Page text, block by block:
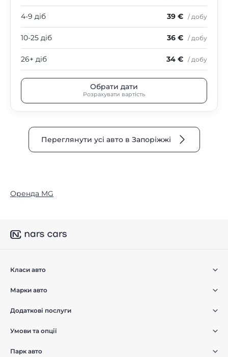
4-9 діб 39 € / добу
10-25 діб 36 € / добу
26+ діб 34 € / добу
Обрати дати
Розрахувати вартість
Переглянути усі авто в Запоріжжі
Оренда MG
Класи авто
Марки авто
Додаткові послуги
Умови та опції
Парк авто